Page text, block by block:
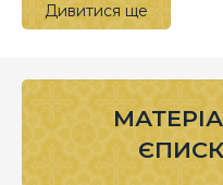
Дивитися ще